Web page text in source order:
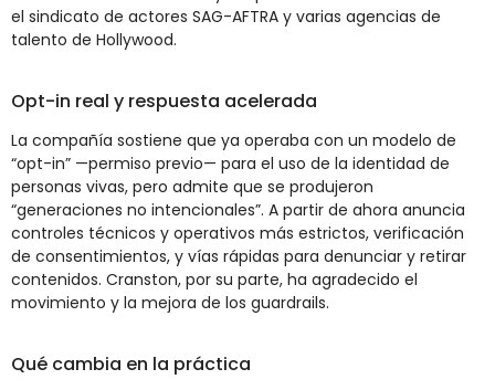
el sindicato de actores SAG-AFTRA y varias agencias de
talento de Hollywood.
Opt-in real y respuesta acelerada
La compañía sostiene que ya operaba con un modelo de
“opt-in” —permiso previo— para el uso de la identidad de
personas vivas, pero admite que se produjeron
“generaciones no intencionales”. A partir de ahora anuncia
controles técnicos y operativos más estrictos, verificación
de consentimientos, y vías rápidas para denunciar y retirar
contenidos. Cranston, por su parte, ha agradecido el
movimiento y la mejora de los guardrails.
Qué cambia en la práctica